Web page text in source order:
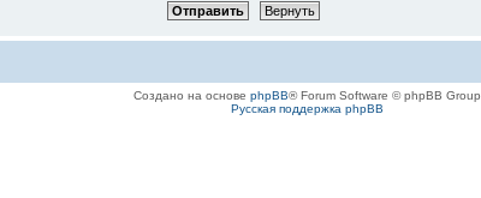
Создано на основе phpBB® Forum Software © phpBB Group
Русская поддержка phpBB